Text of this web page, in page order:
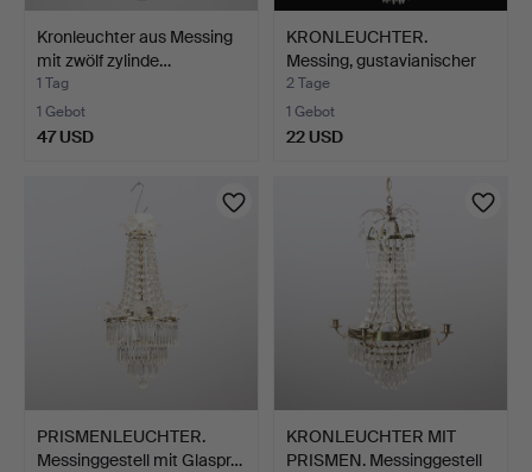
Kronleuchter aus Messing
mit zwölf zylinde…
1 Tag
1 Gebot
47 USD
KRONLEUCHTER.
Messing, gustavianischer
Sti…
2 Tage
1 Gebot
22 USD
PRISMENLEUCHTER.
Messinggestell mit Glaspr…
KRONLEUCHTER MIT
PRISMEN. Messinggestell